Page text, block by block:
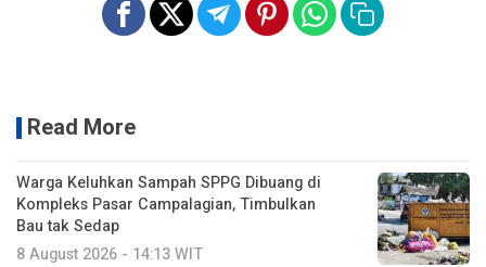
Read More
Warga Keluhkan Sampah SPPG Dibuang di
Kompleks Pasar Campalagian, Timbulkan
Bau tak Sedap
8 August 2026 - 14:13 WIT